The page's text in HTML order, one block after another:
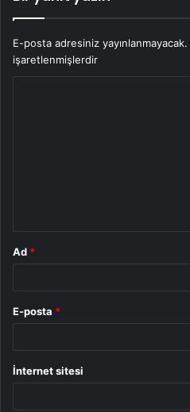
E-posta adresiniz yayınlanmayacak.
işaretlenmişlerdir
Ad *
E-posta *
İnternet sitesi